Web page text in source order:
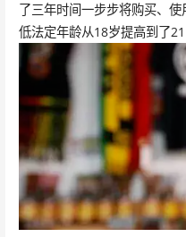
了三年时间一步步将购买、
低法定年龄从18岁提高到了21